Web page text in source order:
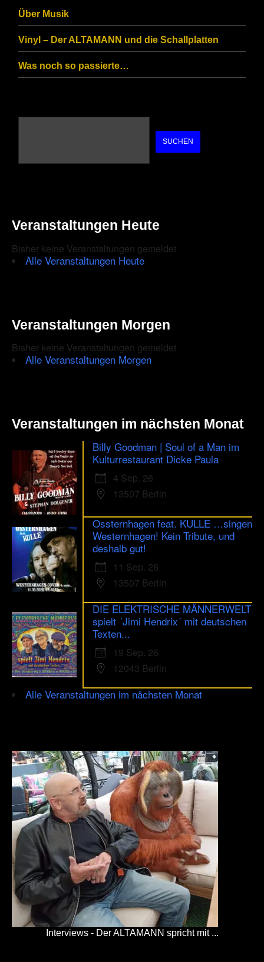
Über Musik
Vinyl – Der ALTAMANN und die Schallplatten
Was noch so passierte…
SUCHEN
Veranstaltungen Heute
Bisher keine Veranstaltungen gemeldet
Alle Veranstaltungen Heute
Veranstaltungen Morgen
Bisher keine Veranstaltungen gemeldet
Alle Veranstaltungen Morgen
Veranstaltungen im nächsten Monat
Billy Goodman | Soul of a Man im
Kulturrestaurant Dicke Paula
4 Sep. 26
13507 Berlin
Ossternhagen feat. KULLE …singen
Westernhagen! Kein Tribute, und
deshalb gut!
11 Sep. 26
13507 Berlin
DIE ELEKTRISCHE MÄNNERWELT
spielt ´Jimi Hendrix´ mit deutschen
Texten...
19 Sep. 26
12043 Berlin
Alle Veranstaltungen im nächsten Monat
Interviews - Der ALTAMANN spricht mit ...